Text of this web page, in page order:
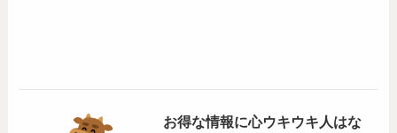
お得な情報に心ウキウキ人はな